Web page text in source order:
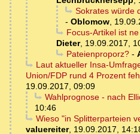
Sokrates würde
- Oblomow,
Focus-Artikel ist
Dieter, 19.09.2017,
Pateienproporz?-
Laut aktueller Insa-
Union/FDP rund 4 Prozent
19.09.2017, 09:09
Wahlprognose - nach
10:46
Wieso "in Splitterparteien
valuereiter, 19.09.2017,